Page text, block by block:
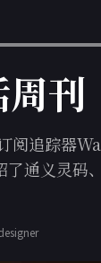
刊
阅追踪器
通义灵码